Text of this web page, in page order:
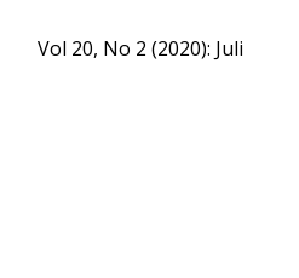
Vol 20, No 2 (2020): Juli